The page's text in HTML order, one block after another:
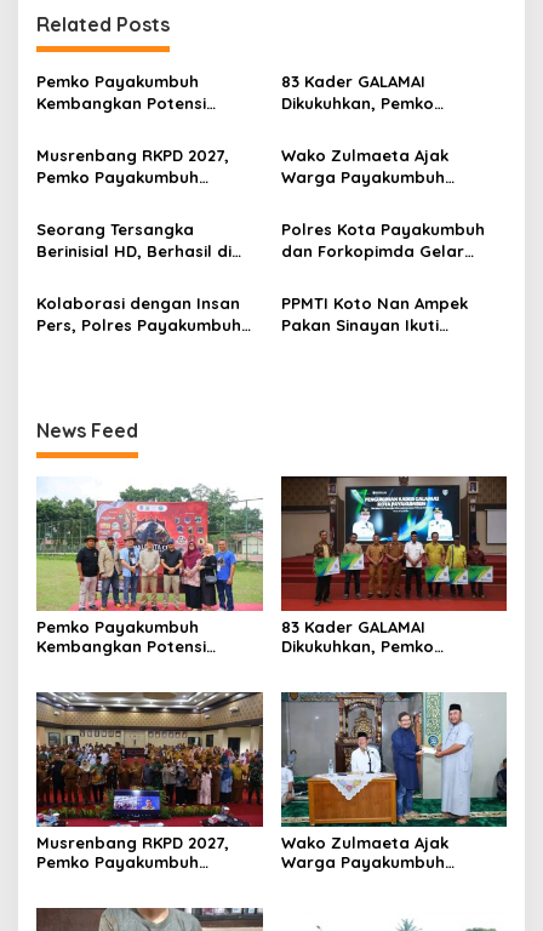
g
a
s
p
o
s
Related Posts
Pemko Payakumbuh
Kembangkan Potensi
Kesejahteraan Peternak
Melalui Kontes Kambing PE
Wali Kota Cup 2026
83 Kader GALAMAI
Dikukuhkan, Pemko
Jaminan Sosial Pekerja
Rentan
Musrenbang RKPD 2027,
Pemko Payakumbuh
Pembangunan Daerah
Wako Zulmaeta Ajak
Warga Payakumbuh
Keluarga saat Safari
Ramadan 1447 H
Seorang Tersangka
Berinisial HD, Berhasil di
Polres Kota Payakumbuh,
Apakah Ada Jaringan
Besar?
Polres Kota Payakumbuh
dan Forkopimda Gelar
Untuk Memperkuat Jalinan
Sinergitas Bersama
Kolaborasi dengan Insan
Pers, Polres Payakumbuh
PPMTI Koto Nan Ampek
Pakan Sinayan Ikuti
News Feed
Pemko Payakumbuh
Kembangkan Potensi
Melalui Kontes Kambing PE
Wali Kota Cup 2026
83 Kader GALAMAI
Dikukuhkan, Pemko
Rentan
Musrenbang RKPD 2027,
Pemko Payakumbuh
Wako Zulmaeta Ajak
Warga Payakumbuh
Ramadan 1447 H